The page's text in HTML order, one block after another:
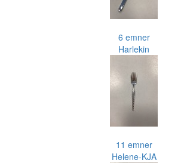
6 emner
Harlekin
11 emner
Helene-KJA